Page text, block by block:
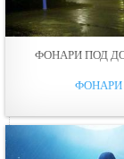
ФОНАРИ ПОД
ФОНАРИ